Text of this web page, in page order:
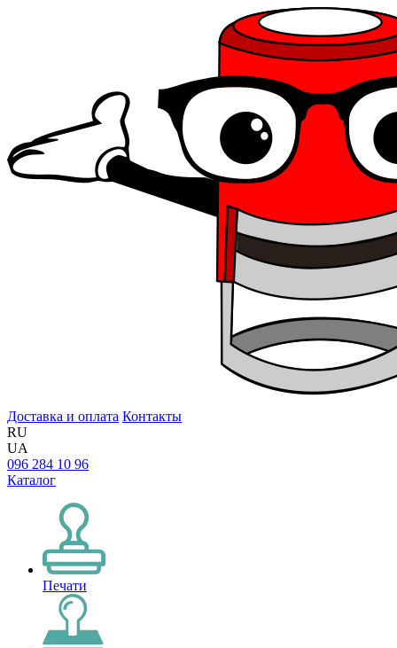
Доставка и оплата Контакты
RU
UA
096 284 10 96
Каталог
Печати